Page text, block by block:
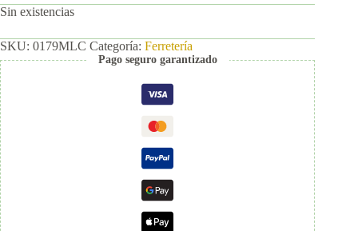
Sin existencias
SKU: 0179MLC Categoría: Ferretería
Pago seguro garantizado